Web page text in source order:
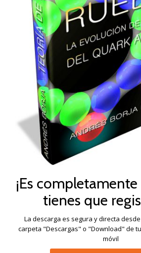
¡Es
tienes que
La descarga es segura y directa
carpeta "Descargas" o "Download" de
móvil